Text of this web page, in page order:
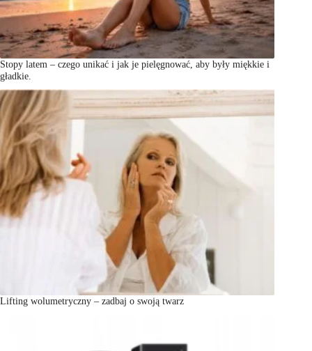
Stopy latem – czego unikać i jak je pielęgnować, aby były miękkie i
gładkie.
Lifting wolumetryczny – zadbaj o swoją twarz